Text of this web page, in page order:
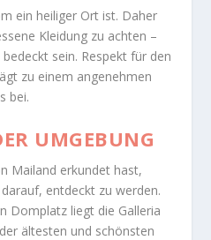
ein heiliger Ort ist. Daher
Kleidung zu achten –
sein. Respekt für den
zu einem angenehmen
bei.
UMGEBUNG
Mailand erkundet hast,
entdeckt zu werden.
Domplatz liegt die Galleria
ältesten und schönsten